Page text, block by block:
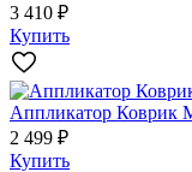
3 410 ₽
Купить
Аппликатор Коврик
2 499 ₽
Купить